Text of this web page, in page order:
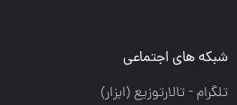
شبکه های اجتماعی
تلگرام - تالارتوزيع (ابزار)